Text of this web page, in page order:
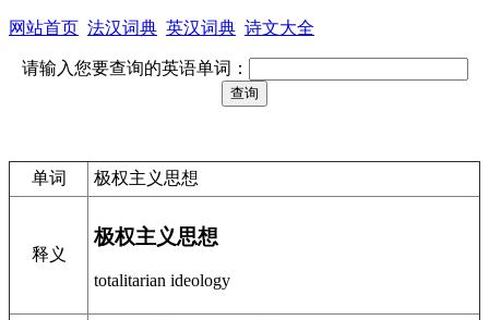
网站首页 法汉词典 英汉词典 诗文大全
请输入您要查询的英语单词：
单词 极权主义思想
释义
极权主义思想
totalitarian ideology